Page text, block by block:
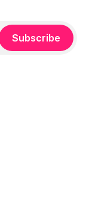
Subscribe